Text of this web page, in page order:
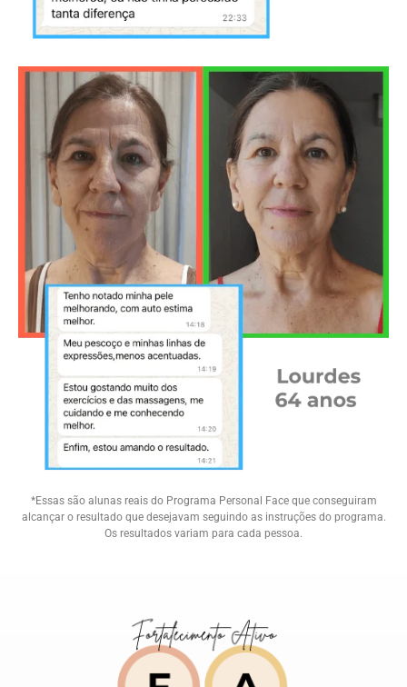
*Essas são alunas reais do Programa Personal Face que conseguiram
alcançar o resultado que desejavam seguindo as instruções do programa.
Os resultados variam para cada pessoa.